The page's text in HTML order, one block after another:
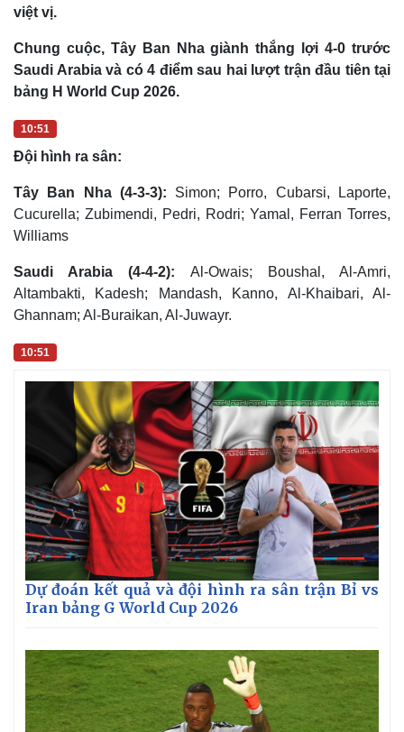
việt vị.
Chung cuộc, Tây Ban Nha giành thắng lợi 4-0 trước
Saudi Arabia và có 4 điểm sau hai lượt trận đầu tiên tại
bảng H World Cup 2026.
10:51
Đội hình ra sân:
Tây Ban Nha (4-3-3): Simon; Porro, Cubarsi, Laporte,
Cucurella; Zubimendi, Pedri, Rodri; Yamal, Ferran Torres,
Williams
Saudi Arabia (4-4-2): Al-Owais; Boushal, Al-Amri,
Altambakti, Kadesh; Mandash, Kanno, Al-Khaibari, Al-
Ghannam; Al-Buraikan, Al-Juwayr.
10:51
Dự đoán kết quả và đội hình ra sân trận Bỉ vs
Iran bảng G World Cup 2026